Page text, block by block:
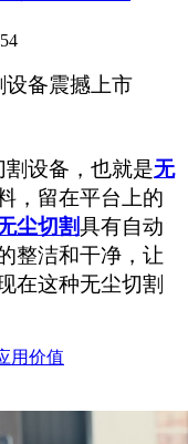
设备震撼上市
设备，也就是无
，留在平台上的
尘切割具有自动
整洁和干净，让
在这种无尘切割
用价值